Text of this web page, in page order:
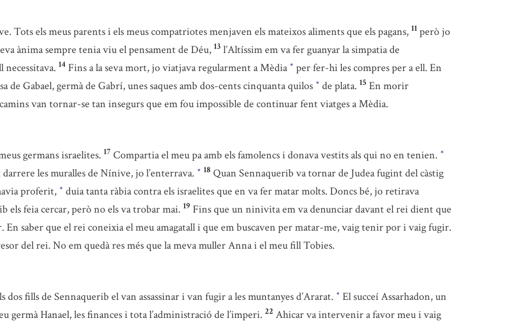
Tots els meus parents i els meus compatriotes menjaven els mateixos aliments que els pagans, 11 però jo
ànima sempre tenia viu el pensament de Déu, 13 l’Altíssim em va fer guanyar la simpatia de
14 Fins a la seva mort, jo viatjava regularment a Mèdia * per fer-hi les compres per a ell. En
de Gabael, germà de Gabrí, unes saques amb dos-cents cinquanta quilos * de plata. 15 En morir
van tornar-se tan insegurs que em fou impossible de continuar fent viatges a Mèdia.
germans israelites. 17 Compartia el meu pa amb els famolencs i donava vestits als qui no en tenien. *
les muralles de Nínive, jo l’enterrava. * 18 Quan Sennaquerib va tornar de Judea fugint del càstig
proferit, * duia tanta ràbia contra els israelites que en va fer matar molts. Doncs bé, jo retirava
els feia cercar, però no els va trobar mai. 19 Fins que un ninivita em va denunciar davant el rei dient que
En saber que el rei coneixia el meu amagatall i que em buscaven per matar-me, vaig tenir por i vaig fugir.
del rei. No em quedà res més que la meva muller Anna i el meu fill Tobies.
dos fills de Sennaquerib el van assassinar i van fugir a les muntanyes d’Ararat. * El succeí Assarhadon, un
germà Hanael, les finances i tota l’administració de l’imperi. 22 Ahicar va intervenir a favor meu i vaig